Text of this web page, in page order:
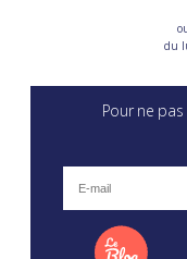
du
Pour ne